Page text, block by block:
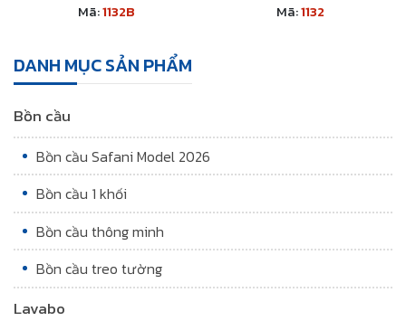
Mã:1132B Mã:1132
DANH MỤC SẢN PHẨM
Bồn cầu
Bồn cầu Safani Model 2026
Bồn cầu 1 khối
Bồn cầu thông minh
Bồn cầu treo tường
Lavabo